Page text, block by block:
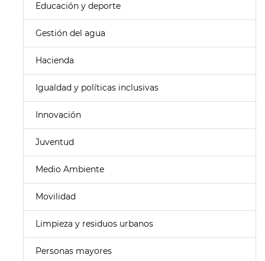
Educación y deporte
Gestión del agua
Hacienda
Igualdad y políticas inclusivas
Innovación
Juventud
Medio Ambiente
Movilidad
Limpieza y residuos urbanos
Personas mayores